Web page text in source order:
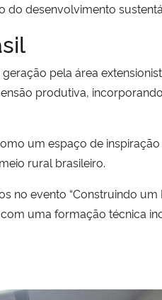
do desenvolvimento
pela área
produtiva,
um espaço de
rural brasileiro.
evento “Construindo um
uma formação técnica